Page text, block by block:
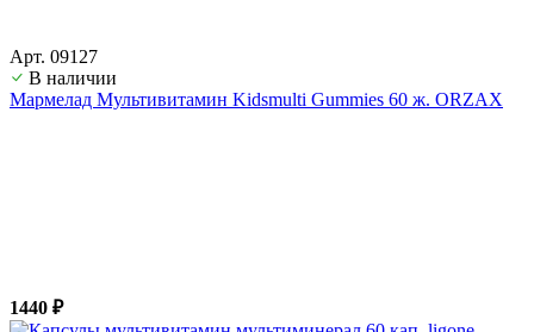
Арт. 09127
В наличии
Мармелад Мультивитамин Kidsmulti Gummies 60 ж. ORZAX
1440 ₽